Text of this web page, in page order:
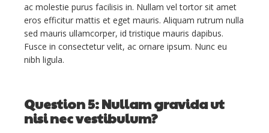
ac molestie purus facilisis in. Nullam vel tortor sit amet
eros efficitur mattis et eget mauris. Aliquam rutrum nulla
sed mauris ullamcorper, id tristique mauris dapibus.
Fusce in consectetur velit, ac ornare ipsum. Nunc eu
nibh ligula.
Question 5: Nullam gravida ut
nisi nec vestibulum?